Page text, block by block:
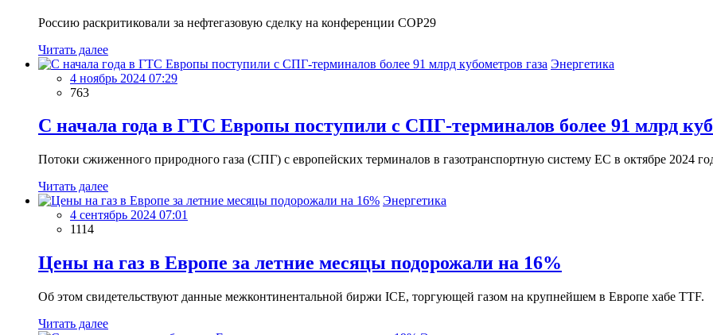
Россию раскритиковали за нефтегазовую сделку на конференции COP29
Читать далее
Энергетика
4 ноябрь 2024 07:29
763
С начала года в ГТС Европы поступили с СПГ-терминалов более 91 млрд
Потоки сжиженного природного газа (СПГ) с европейских терминалов в газотранспортную систему ЕС в октябре 2024
Читать далее
Энергетика
4 сентябрь 2024 07:01
1114
Цены на газ в Европе за летние месяцы подорожали на 16%
Об этом свидетельствуют данные межконтинентальной биржи ICE, торгующей газом на крупнейшем в Европе хабе TTF.
Читать далее